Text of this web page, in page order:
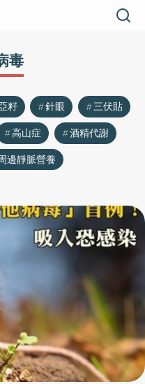
毒
籽 針眼
三伏貼
高山症
酒精代謝
邊靜脈營養